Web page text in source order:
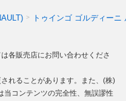
トゥインゴ ゴルディーニ
各販売店にお問い合わせくださ
れることがあります。また、(株)
当コンテンツの完全性、無誤謬性